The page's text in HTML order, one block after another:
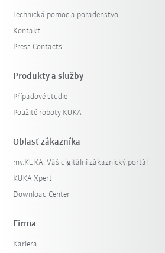
Technická pomoc a poradenstvo
Kontakt
Press Contacts
Produkty a služby
Případové studie
Použité roboty KUKA
Oblasť zákazníka
my.KUKA: Váš digitální zákaznický portál
KUKA Xpert
Download Center
Firma
Kariera